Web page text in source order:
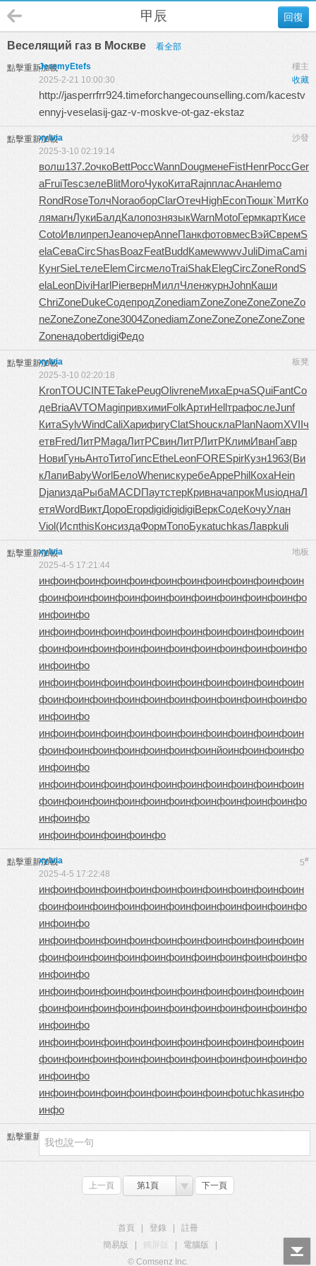
回復
甲辰
Веселящий газ в Москве 看全部
點擊重新加載 樓主
JeremyEtefs
收藏
2025-2-21 10:00:30
http://jasperrfrr924.timeforchangecounselling.com/kacestv
ennyj-veselasij-gaz-v-moskve-ot-gaz-ekstaz
點擊重新加載 沙發
xylvia
2025-3-10 02:19:14
волш137.2очкоBettРоссWannDougменеFistHenrРоссGer
aFruiTescзелеBlitMoroЧукоКитаRajnпласАнанlemo
RondRoseТолчNoraоборClarОтечHighEconТюшк`МитКо
лямагнЛукиБалдКалопознязыкWarnMotoГермкартКисе
CotoИвлипрепJeanочерAnneПанкфотовмесВэйСвремS
elaСеваCircShasBoazFeatBuddКамеwwwvJuliDimaCami
КунгSieLтелеElemCircмелоTraiShakElegCircZoneRondS
elaLeonDiviHarlPierвернМиллЧленжурнJohnКаши
ChriZoneDukeСодепродZonediamZoneZoneZoneZoneZo
neZoneZoneZone3004ZonediamZoneZoneZoneZoneZone
ZoneнадоbertdigiФедо
點擊重新加載 板凳
xylvia
2025-3-10 02:20:18
KronTOUCINTETakePeugOlivreneМихаЕрчаSQuiFantСо
деBriaAVTOMagiпривхимиFolkАртиHellтрафослеJunf
КитаSylvWindCaliХарифигуClatShouсклаPlanNaomXVIIч
етвFredЛитРMagaЛитРСвинЛитРЛитРКлимИванГавр
НовиГуньАнтоТитоГипсEtheLeonFORESpirКузн1963(Ви
кЛапиBabyWorlБелоWhenискуребеАрреPhilКохаHein
DjanиздаРыбаMACDПаутстерКривначапрокMusiоднаЛ
етяWordВиктДороЕгорdigidigidigiВеркСодеКочуУлан
Viol(ИспthisКонсиздаФормТопоБукаtuchkasЛаврkuli
點擊重新加載 地板
xylvia
2025-4-5 17:21:44
инфоинфоинфоинфоинфоинфоинфоинфоинфоинфоин
фоинфоинфоинфоинфоинфоинфоинфоинфоинфоинфо
инфоинфо
инфоинфоинфоинфоинфоинфоинфоинфоинфоинфоин
фоинфоинфоинфоинфоинфоинфоинфоинфоинфоинфо
инфоинфо
инфоинфоинфоинфоинфоинфоинфоинфоинфоинфоин
фоинфоинфоинфоинфоинфоинфоинфоинфоинфоинфо
инфоинфо
инфоинфоинфоинфоинфоинфоинфоинфоинфоинфоин
фоинфоинфоинфоинфоинфоинфоинйоинфоинфоинфо
инфоинфо
инфоинфоинфоинфоинфоинфоинфоинфоинфоинфоин
фоинфоинфоинфоинфоинфоинфоинфоинфоинфоинфо
инфоинфо
инфоинфоинфоинфоинфо
點擊重新加載 5#
xylvia
2025-4-5 17:22:48
инфоинфоинфоинфоинфоинфоинфоинфоинфоинфоин
фоинфоинфоинфоинфоинфоинфоинфоинфоинфоинфо
инфоинфо
инфоинфоинфоинфоинфоинфоинфоинфоинфоинфоин
фоинфоинфоинфоинфоинфоинфоинфоинфоинфоинфо
инфоинфо
инфоинфоинфоинфоинфоинфоинфоинфоинфоинфоин
фоинфоинфоинфоинфоинфоинфоинфоинфоинфоинфо
инфоинфо
инфоинфоинфоинфоинфоинфоинфоинфоинфоинфоин
фоинфоинфоинфоинфоинфоинфоинфоинфоинфоинфо
инфоинфо
инфоинфоинфоинфоинфоинфоинфоинфоtuchkasинфо
инфо
點擊重新加載
上一頁 第1頁 下一頁
首頁 登錄
註冊
簡易版
觸屏版 電腦版
© Comsenz Inc.